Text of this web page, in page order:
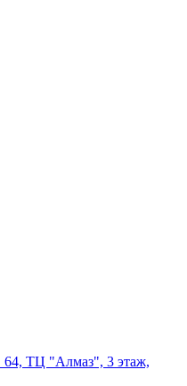
64, ТЦ "Алмаз", 3 этаж,